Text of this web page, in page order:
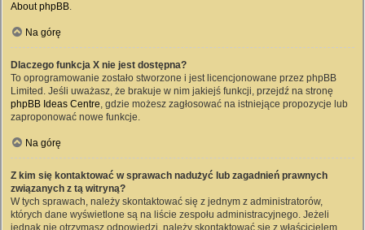
About phpBB.
Na górę
Dlaczego funkcja X nie jest dostępna?
To oprogramowanie zostało stworzone i jest licencjonowane przez phpBB
Limited. Jeśli uważasz, że brakuje w nim jakiejś funkcji, przejdź na stronę
phpBB Ideas Centre, gdzie możesz zagłosować na istniejące propozycje lub
zaproponować nowe funkcje.
Na górę
Z kim się kontaktować w sprawach nadużyć lub zagadnień prawnych
związanych z tą witryną?
W tych sprawach, należy skontaktować się z jednym z administratorów,
których dane wyświetlone są na liście zespołu administracyjnego. Jeżeli
jednak nie otrzymasz odpowiedzi, należy skontaktować się z właścicielem